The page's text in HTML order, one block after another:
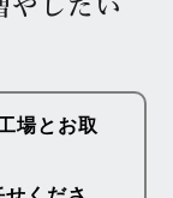
場とお取